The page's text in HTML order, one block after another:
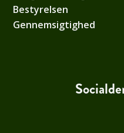
Bestyrelsen
Gennemsigtighed